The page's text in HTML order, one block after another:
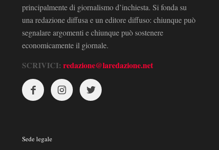
principalmente di giornalismo d’inchiesta. Si fonda su
una redazione diffusa e un editore diffuso: chiunque può
segnalare argomenti e chiunque può sostenere
economicamente il giornale.
SCRIVICI: redazione@laredazione.net
Sede legale